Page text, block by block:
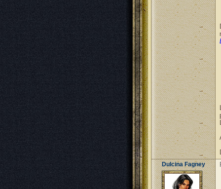
Dulcina Fagney